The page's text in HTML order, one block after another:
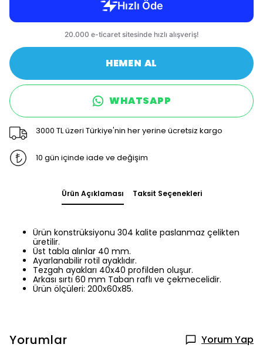
HEMEN AL
WHATSAPP
3000 TL üzeri Türkiye'nin her yerine ücretsiz kargo
10 gün içinde iade ve değişim
Ürün Açıklaması Taksit Seçenekleri
Ürün konstrüksiyonu 304 kalite paslanmaz çelikten
üretilir.
Üst tabla alınlar 40 mm.
Ayarlanabilir rotil ayaklıdır.
Tezgah ayakları 40x40 profilden oluşur.
Arkası sırtı 60 mm Taban raflı ve çekmecelidir.
Ürün ölçüleri: 200x60x85.
Yorumlar Yorum Yap